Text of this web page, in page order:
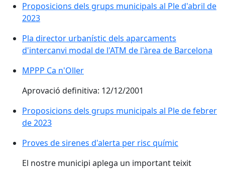
Proposicions dels grups municipals al Ple d'abril de
2023
Pla director urbanístic dels aparcaments
d'intercanvi modal de l'ATM de l'àrea de Barcelona
MPPP Ca n'Oller
Aprovació definitiva: 12/12/2001
Proposicions dels grups municipals al Ple de febrer
de 2023
Proves de sirenes d'alerta per risc químic
Proves de sirenes d'alerta per risc químic
El nostre municipi aplega un important teixit